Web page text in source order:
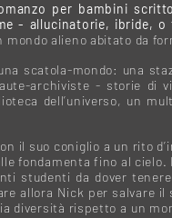
per bambini
- allucinatorie, ibride,
alieno abitato da
scatola-mondo: una
archiviste - storie di
dell’universo, un
il suo coniglio a un rito
fondamenta fino al
studenti da dover
allora Nick per salvare il
diversità rispetto a un